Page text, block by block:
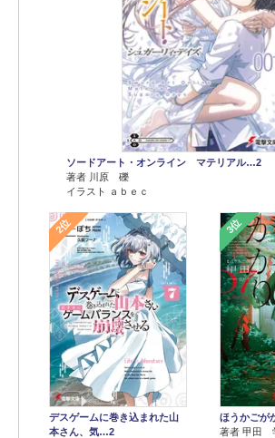
ソードアート・オンライン マテリアル…2
著者 川原 礫
イラスト ａｂｅｃ
2位
デスゲームに巻き込まれた山
本さん、気…2
3位
ほうかごが
著者 甲田